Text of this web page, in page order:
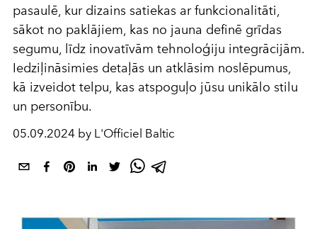
pasaulē, kur dizains satiekas ar funkcionalitāti,
sākot no paklājiem, kas no jauna definē grīdas
segumu, līdz inovatīvām tehnoloģiju integrācijām.
Iedziļināsimies detaļās un atklāsim noslēpumus,
kā izveidot telpu, kas atspoguļo jūsu unikālo stilu
un personību.
05.09.2024 by L'Officiel Baltic